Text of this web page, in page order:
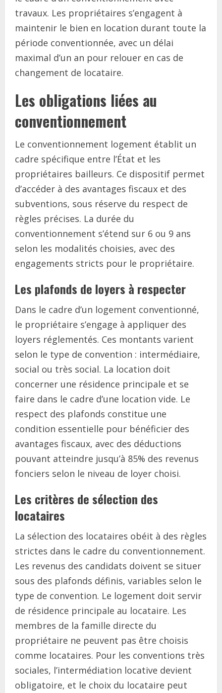
travaux. Les propriétaires s’engagent à
maintenir le bien en location durant toute la
période conventionnée, avec un délai
maximal d’un an pour relouer en cas de
changement de locataire.
Les obligations liées au
conventionnement
Le conventionnement logement établit un
cadre spécifique entre l’État et les
propriétaires bailleurs. Ce dispositif permet
d’accéder à des avantages fiscaux et des
subventions, sous réserve du respect de
règles précises. La durée du
conventionnement s’étend sur 6 ou 9 ans
selon les modalités choisies, avec des
engagements stricts pour le propriétaire.
Les plafonds de loyers à respecter
Dans le cadre d’un logement conventionné,
le propriétaire s’engage à appliquer des
loyers réglementés. Ces montants varient
selon le type de convention : intermédiaire,
social ou très social. La location doit
concerner une résidence principale et se
faire dans le cadre d’une location vide. Le
respect des plafonds constitue une
condition essentielle pour bénéficier des
avantages fiscaux, avec des déductions
pouvant atteindre jusqu’à 85% des revenus
fonciers selon le niveau de loyer choisi.
Les critères de sélection des
locataires
La sélection des locataires obéit à des règles
strictes dans le cadre du conventionnement.
Les revenus des candidats doivent se situer
sous des plafonds définis, variables selon le
type de convention. Le logement doit servir
de résidence principale au locataire. Les
membres de la famille directe du
propriétaire ne peuvent pas être choisis
comme locataires. Pour les conventions très
sociales, l’intermédiation locative devient
obligatoire, et le choix du locataire peut